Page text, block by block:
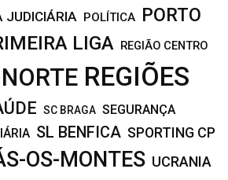
JUDICIÁRIA POLÍTICA PORTO
LIGA REGIÃO CENTRO
REGIÕES
SC BRAGA SEGURANÇA
SL BENFICA SPORTING CP
OS-MONTES UCRANIA